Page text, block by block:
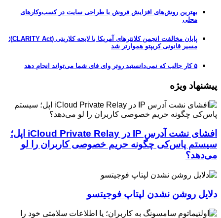
بهترین روش‌های افزایش فروش با طراحی سایت در کسب‌وکارهای
محلی
پایان مخالفت انجمن کلانترهای آمریکا با لایحه کلاریتی (CLARITY Act)؛
مسیر قانونی کریپتو هموارتر شد
۵ کار جالب که نمی‌دانستید روتر وای فای شما می‌تواند انجام دهد
پیشنهاد ویژه
افشای نشت آدرس IP در iCloud Private Relay اپل؛
سیستم پاس‌کی چگونه حریم خصوصی کاربران را لو
می‌دهد؟
دلایل روشن نشدن لپتاپ فوجیتسو